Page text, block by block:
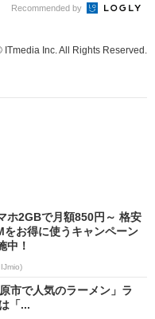
Recommended by
Inc. All Rights Reserved.
ホ2GBで月額850円～ 格安
をお得に使うキャンペーン
中！
市で人気のラーメン」ラ
「...